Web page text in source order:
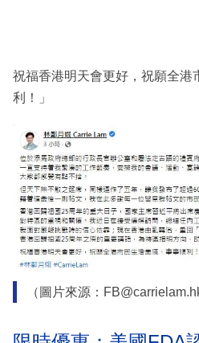
祝福香港明天會更好，祝願全港
利！」
（圖片來源：